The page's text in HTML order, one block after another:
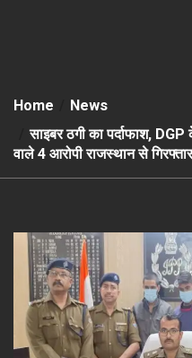
Home
News
साइबर ठगी का पर्दाफाश,
वाले 4 आरोपी राजस्थान से